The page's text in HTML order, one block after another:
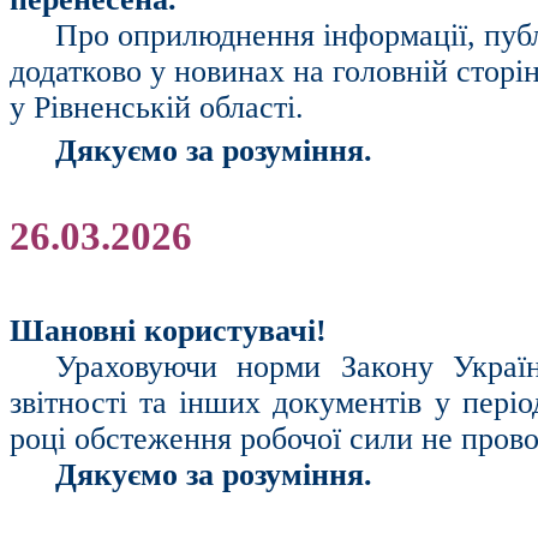
Про оприлюднення інформації,
додатково у новинах на головній
у Рівненській області.
Дякуємо за розуміння.
26.03.2026
Шановні користувачі!
Ураховуючи норми Закону
звітності та інших документів у
році обстеження робочої сили не
Дякуємо за розуміння.